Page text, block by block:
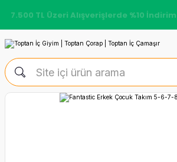
7.500 TL Üzeri Alışverişlerde %10